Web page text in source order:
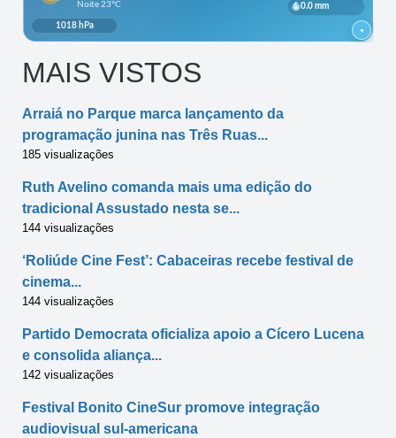
MAIS VISTOS
Arraiá no Parque marca lançamento da
programação junina nas Três Ruas...
185 visualizações
Ruth Avelino comanda mais uma edição do
tradicional Assustado nesta se...
144 visualizações
‘Roliúde Cine Fest’: Cabaceiras recebe festival de
cinema...
144 visualizações
Partido Democrata oficializa apoio a Cícero Lucena
e consolida aliança...
142 visualizações
Festival Bonito CineSur promove integração
audiovisual sul-americana